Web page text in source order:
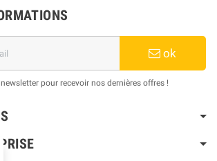
ok
pour recevoir nos dernières offres !